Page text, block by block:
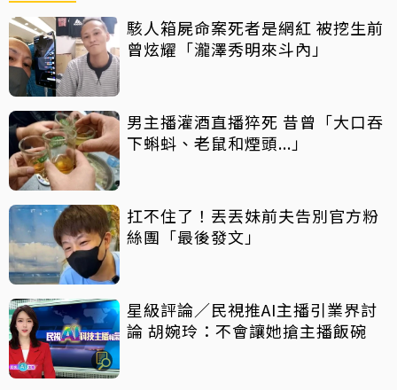
駭人箱屍命案死者是網紅 被挖生前
曾炫耀「瀧澤秀明來斗內」
男主播灌酒直播猝死 昔曾「大口吞
下蝌蚪、老鼠和煙頭...」
扛不住了！丟丟妹前夫告別官方粉
絲團「最後發文」
星級評論／民視推AI主播引業界討
論 胡婉玲：不會讓她搶主播飯碗